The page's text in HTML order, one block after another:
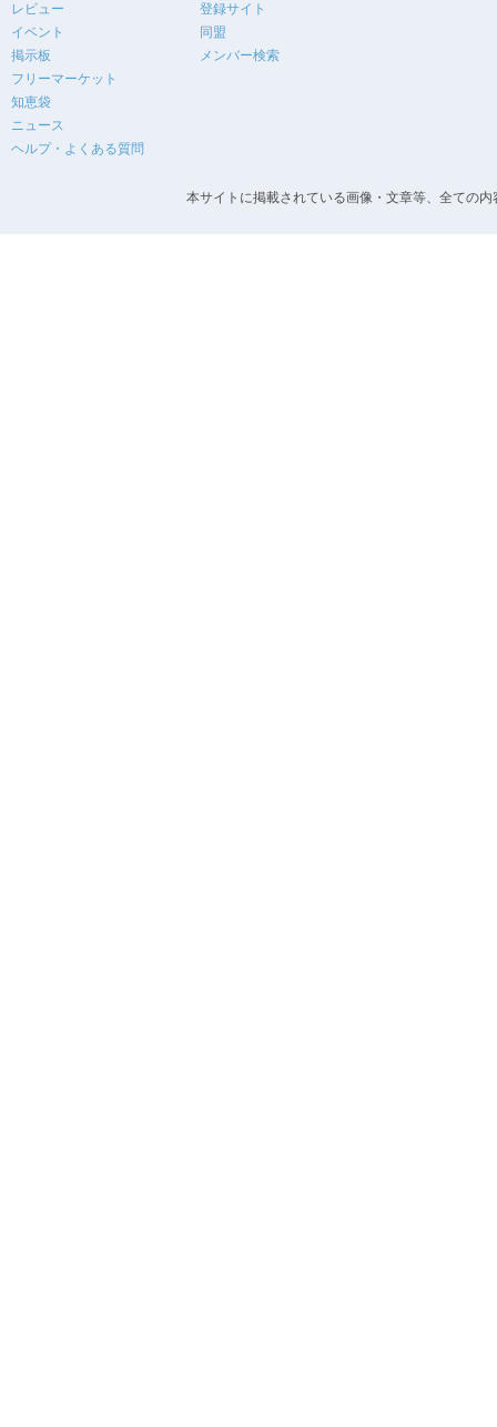
レビュー
イベント
掲示板
フリーマーケット
知恵袋
ニュース
ヘルプ・よくある質問
登録サイト
同盟
メンバー検索
本サイトに掲載されている画像・文章等、全ての